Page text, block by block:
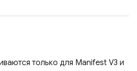
только для Manifest V3 и